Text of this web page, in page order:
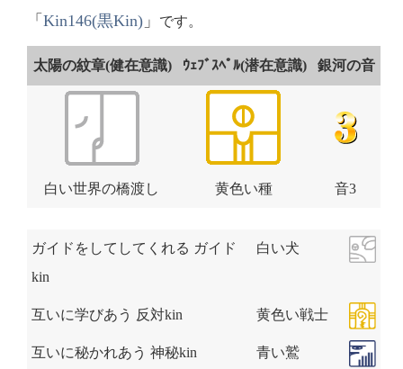
「 Kin146(黒Kin) 」 です。
太陽の紋章(健在意識) ｳｪﾌﾞｽﾍﾟﾙ(潜在意識) 銀河の音
白い世界の橋渡し 黄色い種 音3
ガイドをしてしてくれる ガイド
kin
白い犬
互いに学びあう 反対kin 黄色い戦士
互いに秘かれあう 神秘kin 青い鷲